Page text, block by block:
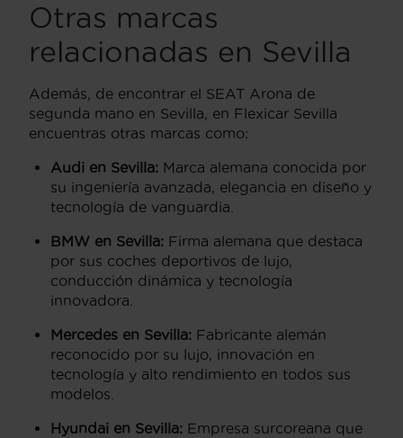
Otras marcas
relacionadas en Sevilla
Además, de encontrar el SEAT Arona de
segunda mano en Sevilla, en Flexicar Sevilla
encuentras otras marcas como:
Audi en Sevilla: Marca alemana conocida por
su ingeniería avanzada, elegancia en diseño y
tecnología de vanguardia.
BMW en Sevilla: Firma alemana que destaca
por sus coches deportivos de lujo,
conducción dinámica y tecnología
innovadora.
Mercedes en Sevilla: Fabricante alemán
reconocido por su lujo, innovación en
tecnología y alto rendimiento en todos sus
modelos.
Hyundai en Sevilla: Empresa surcoreana que